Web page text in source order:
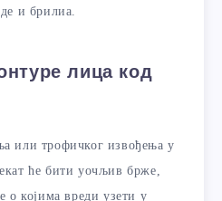
и брилиа.
лица код
или трофичког извођења у
ће бити уочљив брже,
о којима вреди узети у